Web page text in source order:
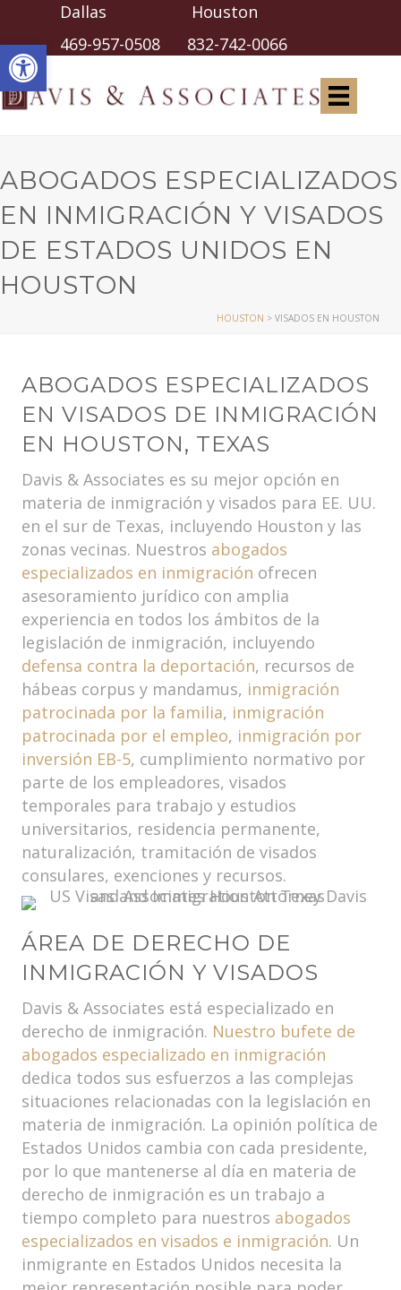
Abrir barra de herramientas
Dallas Houston
469-957-0508 832-742-0066
ABOGADOS ESPECIALIZADOS
EN INMIGRACIÓN Y VISADOS
DE ESTADOS UNIDOS EN
HOUSTON
HOUSTON > VISADOS EN HOUSTON
ABOGADOS ESPECIALIZADOS
EN VISADOS DE INMIGRACIÓN
EN HOUSTON, TEXAS
Davis & Associates es su mejor opción en
materia de inmigración y visados para EE. UU.
en el sur de Texas, incluyendo Houston y las
zonas vecinas. Nuestros abogados
especializados en inmigración ofrecen
asesoramiento jurídico con amplia
experiencia en todos los ámbitos de la
legislación de inmigración, incluyendo
defensa contra la deportación, recursos de
hábeas corpus y mandamus, inmigración
patrocinada por la familia, inmigración
patrocinada por el empleo, inmigración por
inversión EB-5, cumplimiento normativo por
parte de los empleadores, visados
temporales para trabajo y estudios
universitarios, residencia permanente,
naturalización, tramitación de visados
consulares, exenciones y recursos.
ÁREA DE DERECHO DE
INMIGRACIÓN Y VISADOS
Davis & Associates está especializado en
derecho de inmigración. Nuestro bufete de
abogados especializado en inmigración
dedica todos sus esfuerzos a las complejas
situaciones relacionadas con la legislación en
materia de inmigración. La opinión política de
Estados Unidos cambia con cada presidente,
por lo que mantenerse al día en materia de
derecho de inmigración es un trabajo a
tiempo completo para nuestros abogados
especializados en visados e inmigración. Un
inmigrante en Estados Unidos necesita la